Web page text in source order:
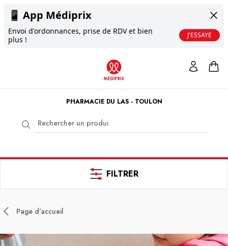
📱 App Médiprix
Envoi d'ordonnances, prise de RDV et bien
plus !
J'ESSAYE
PHARMACIE DU LAS - TOULON
FILTRER
Page d'accueil